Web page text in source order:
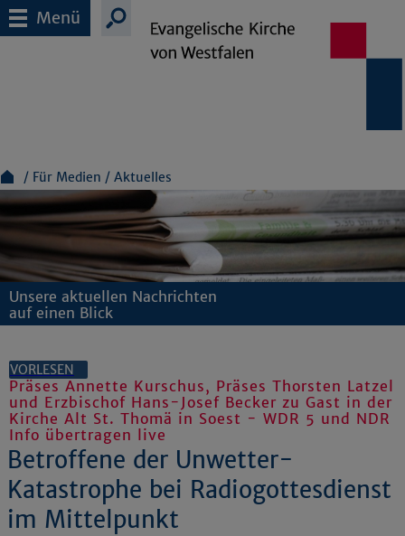
Menü
Für Medien Aktuelles
Unsere aktuellen Nachrichten
auf einen Blick
VORLESEN
Präses Annette Kurschus, Präses Thorsten Latzel
und Erzbischof Hans-Josef Becker zu Gast in der
Kirche Alt St. Thomä in Soest - WDR 5 und NDR
Info übertragen live
Betroffene der Unwetter-
Katastrophe bei Radiogottesdienst
im Mittelpunkt